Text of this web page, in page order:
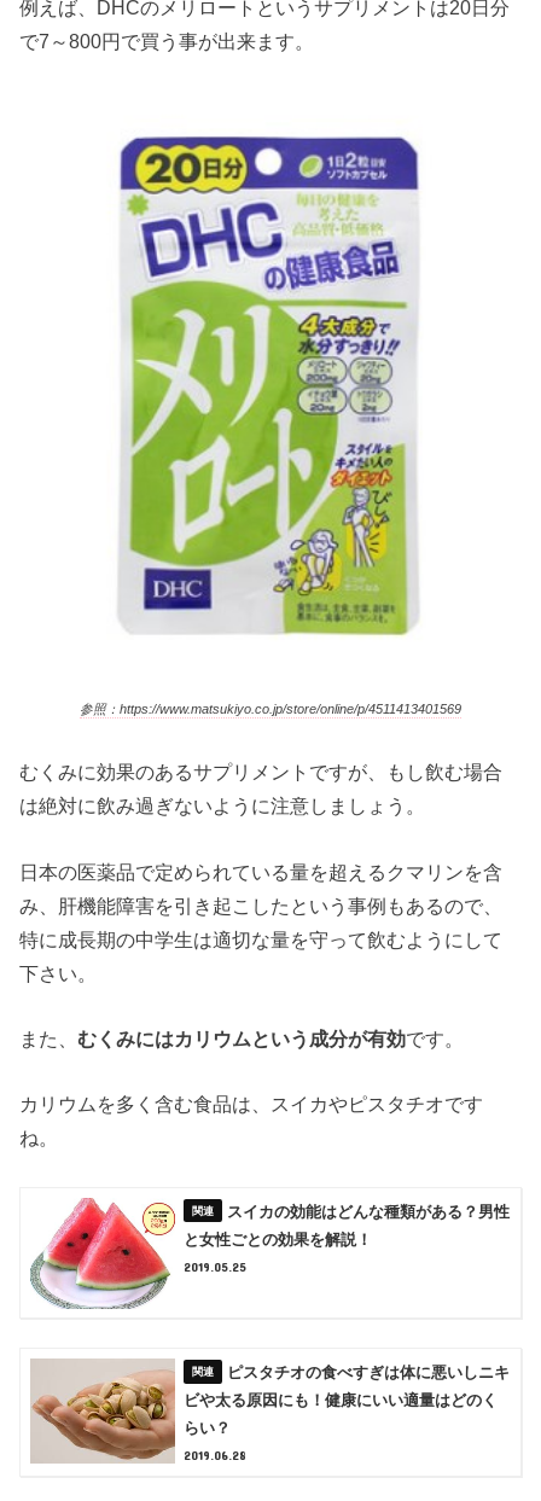
例えば、DHCのメリロートというサプリメントは20日分
で7～800円で買う事が出来ます。
参照：https://www.matsukiyo.co.jp/store/online/p/4511413401569
むくみに効果のあるサプリメントですが、もし飲む場合
は絶対に飲み過ぎないように注意しましょう。
日本の医薬品で定められている量を超えるクマリンを含
み、肝機能障害を引き起こしたという事例もあるので、
特に成長期の中学生は適切な量を守って飲むようにして
下さい。
また、むくみにはカリウムという成分が有効です。
カリウムを多く含む食品は、スイカやピスタチオです
ね。
スイカの効能はどんな種類がある？男性
と女性ごとの効果を解説！
2019.05.25
ピスタチオの食べすぎは体に悪いしニキ
ビや太る原因にも！健康にいい適量はどのく
らい？
2019.06.28